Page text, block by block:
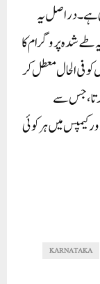
ہے۔ دراصل یہ
طے شدہ پروگرام کا
فی الحال معطل کر
جس سے
کیمپس میں ہر کوئی
KARNATAKA